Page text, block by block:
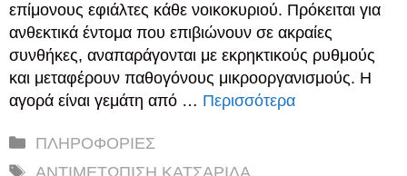
επίμονους εφιάλτες κάθε νοικοκυριού. Πρόκειται για
ανθεκτικά έντομα που επιβιώνουν σε ακραίες
συνθήκες, αναπαράγονται με εκρηκτικούς ρυθμούς
και μεταφέρουν παθογόνους μικροοργανισμούς. Η
αγορά είναι γεμάτη από … Περισσότερα
Κατηγορίες
ΠΛΗΡΟΦΟΡΙΕΣ
Ετικέτες